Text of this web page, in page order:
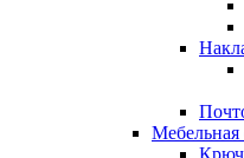
Мебельная